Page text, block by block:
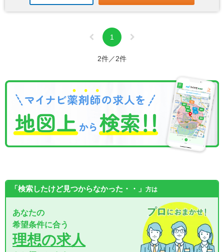
1
2件／2件
「検索したけど見つからなかった・・」 方は
あなたの
希望条件に合う
理想の求人